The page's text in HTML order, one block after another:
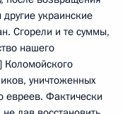
украинские
Сгорели и те суммы,
нашего
Коломойского
уничтоженных
евреев. Фактически